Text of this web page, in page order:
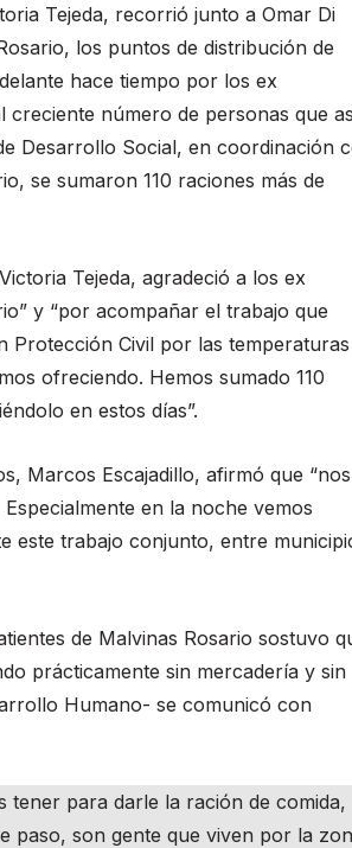
Tejeda, recorrió junto a Omar Di
los puntos de distribución de
hace tiempo por los ex
número de personas que
Desarrollo Social, en coordinación
se sumaron 110 raciones más de
Tejeda, agradeció a los ex
y “por acompañar el trabajo que
Protección Civil por las temperaturas
ofreciendo. Hemos sumado 110
en estos días”.
Marcos Escajadillo, afirmó que “nos
en la noche vemos
este trabajo conjunto, entre
de Malvinas Rosario sostuvo
prácticamente sin mercadería y sin
Humano- se comunicó con
tener para darle la ración de comida,
paso, son gente que viven por la